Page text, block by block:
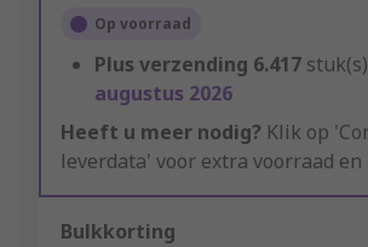
Op voorraad
Plus verzending 6.417
augustus 2026
Heeft u meer nodig? Klik op
leverdata' voor extra voorraad
Bulkkorting